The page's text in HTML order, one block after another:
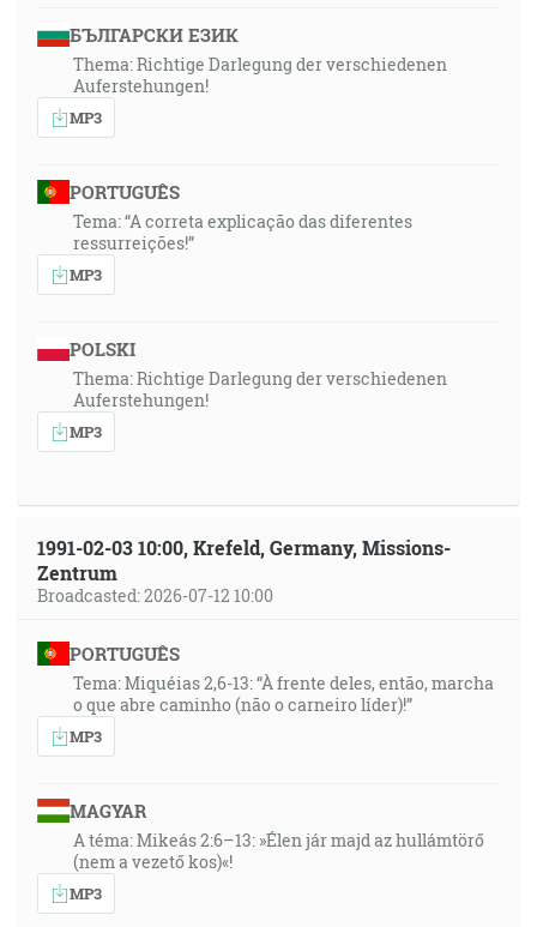
БЪЛГАРСКИ ЕЗИК
Thema: Richtige Darlegung der verschiedenen
Auferstehungen!
MP3
PORTUGUÊS
Tema: “A correta explicação das diferentes
ressurreições!”
MP3
POLSKI
Thema: Richtige Darlegung der verschiedenen
Auferstehungen!
MP3
1991-02-03 10:00, Krefeld, Germany, Missions-
Zentrum
Broadcasted: 2026-07-12 10:00
PORTUGUÊS
Tema: Miquéias 2,6-13: “À frente deles, então, marcha
o que abre caminho (não o carneiro líder)!”
MP3
MAGYAR
A téma: Mikeás 2:6–13: »Élen jár majd az hullámtörő
(nem a vezető kos)«!
MP3